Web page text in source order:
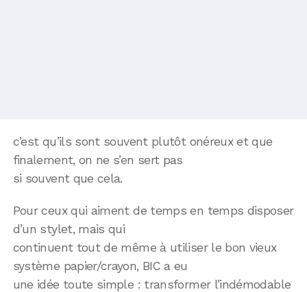
c’est qu’ils sont souvent plutôt onéreux et que
finalement, on ne s’en sert pas
si souvent que cela.
Pour ceux qui aiment de temps en temps disposer
d’un stylet, mais qui
continuent tout de même à utiliser le bon vieux
système papier/crayon, BIC a eu
une idée toute simple : transformer l’indémodable